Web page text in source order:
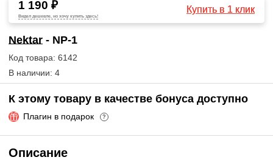
1 190 ₽
Видел дешевле, но хочу купить здесь!
Купить в 1 клик
Nektar - NP-1
Код товара: 6142
В наличии: 4
К этому товару в качестве бонуса доступно
Плагин в подарок ?
Описание